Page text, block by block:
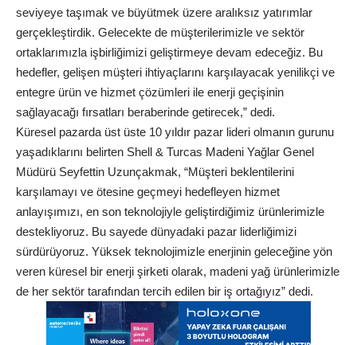
seviyeye taşımak ve büyütmek üzere aralıksız yatırımlar
gerçekleştirdik. Gelecekte de müşterilerimizle ve sektör
ortaklarımızla işbirliğimizi geliştirmeye devam edeceğiz. Bu
hedefler, gelişen müşteri ihtiyaçlarını karşılayacak yenilikçi ve
entegre ürün ve hizmet çözümleri ile enerji geçişinin
sağlayacağı fırsatları beraberinde getirecek,” dedi.
Küresel pazarda üst üste 10 yıldır pazar lideri olmanın gurunu
yaşadıklarını belirten Shell & Turcas Madeni Yağlar Genel
Müdürü Seyfettin Uzunçakmak, “Müşteri beklentilerini
karşılamayı ve ötesine geçmeyi hedefleyen hizmet
anlayışımızı, en son teknolojiyle geliştirdiğimiz ürünlerimizle
destekliyoruz. Bu sayede dünyadaki pazar liderliğimizi
sürdürüyoruz. Yüksek teknolojimizle enerjinin geleceğine yön
veren küresel bir enerji şirketi olarak, madeni yağ ürünlerimizle
de her sektör tarafından tercih edilen bir iş ortağıyız” dedi.